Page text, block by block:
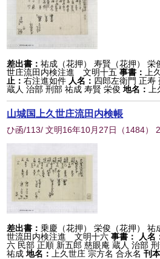
差出書：祐成（花押） 寿賢（花押） 栄
世庄流田内検注進 文明十五 事書： 上
止：右注進如件 人名： 四郎左衛門 正寿
蔵人 治部 刑部 祐成 寿賢 栄俊 地名：
山城国上久世庄流田内検帳
ひ函/113/ 文明16年10月27日 （1484）
差出書：乗慶（花押） 栄俊（花押） 祐
世流田内検注進 文明十六 事書： 人名
六 民部 正順 新五郎 慈眼庵 蔵人 治部
祐成 地名： 上久世庄 宗方名 合永名 刊